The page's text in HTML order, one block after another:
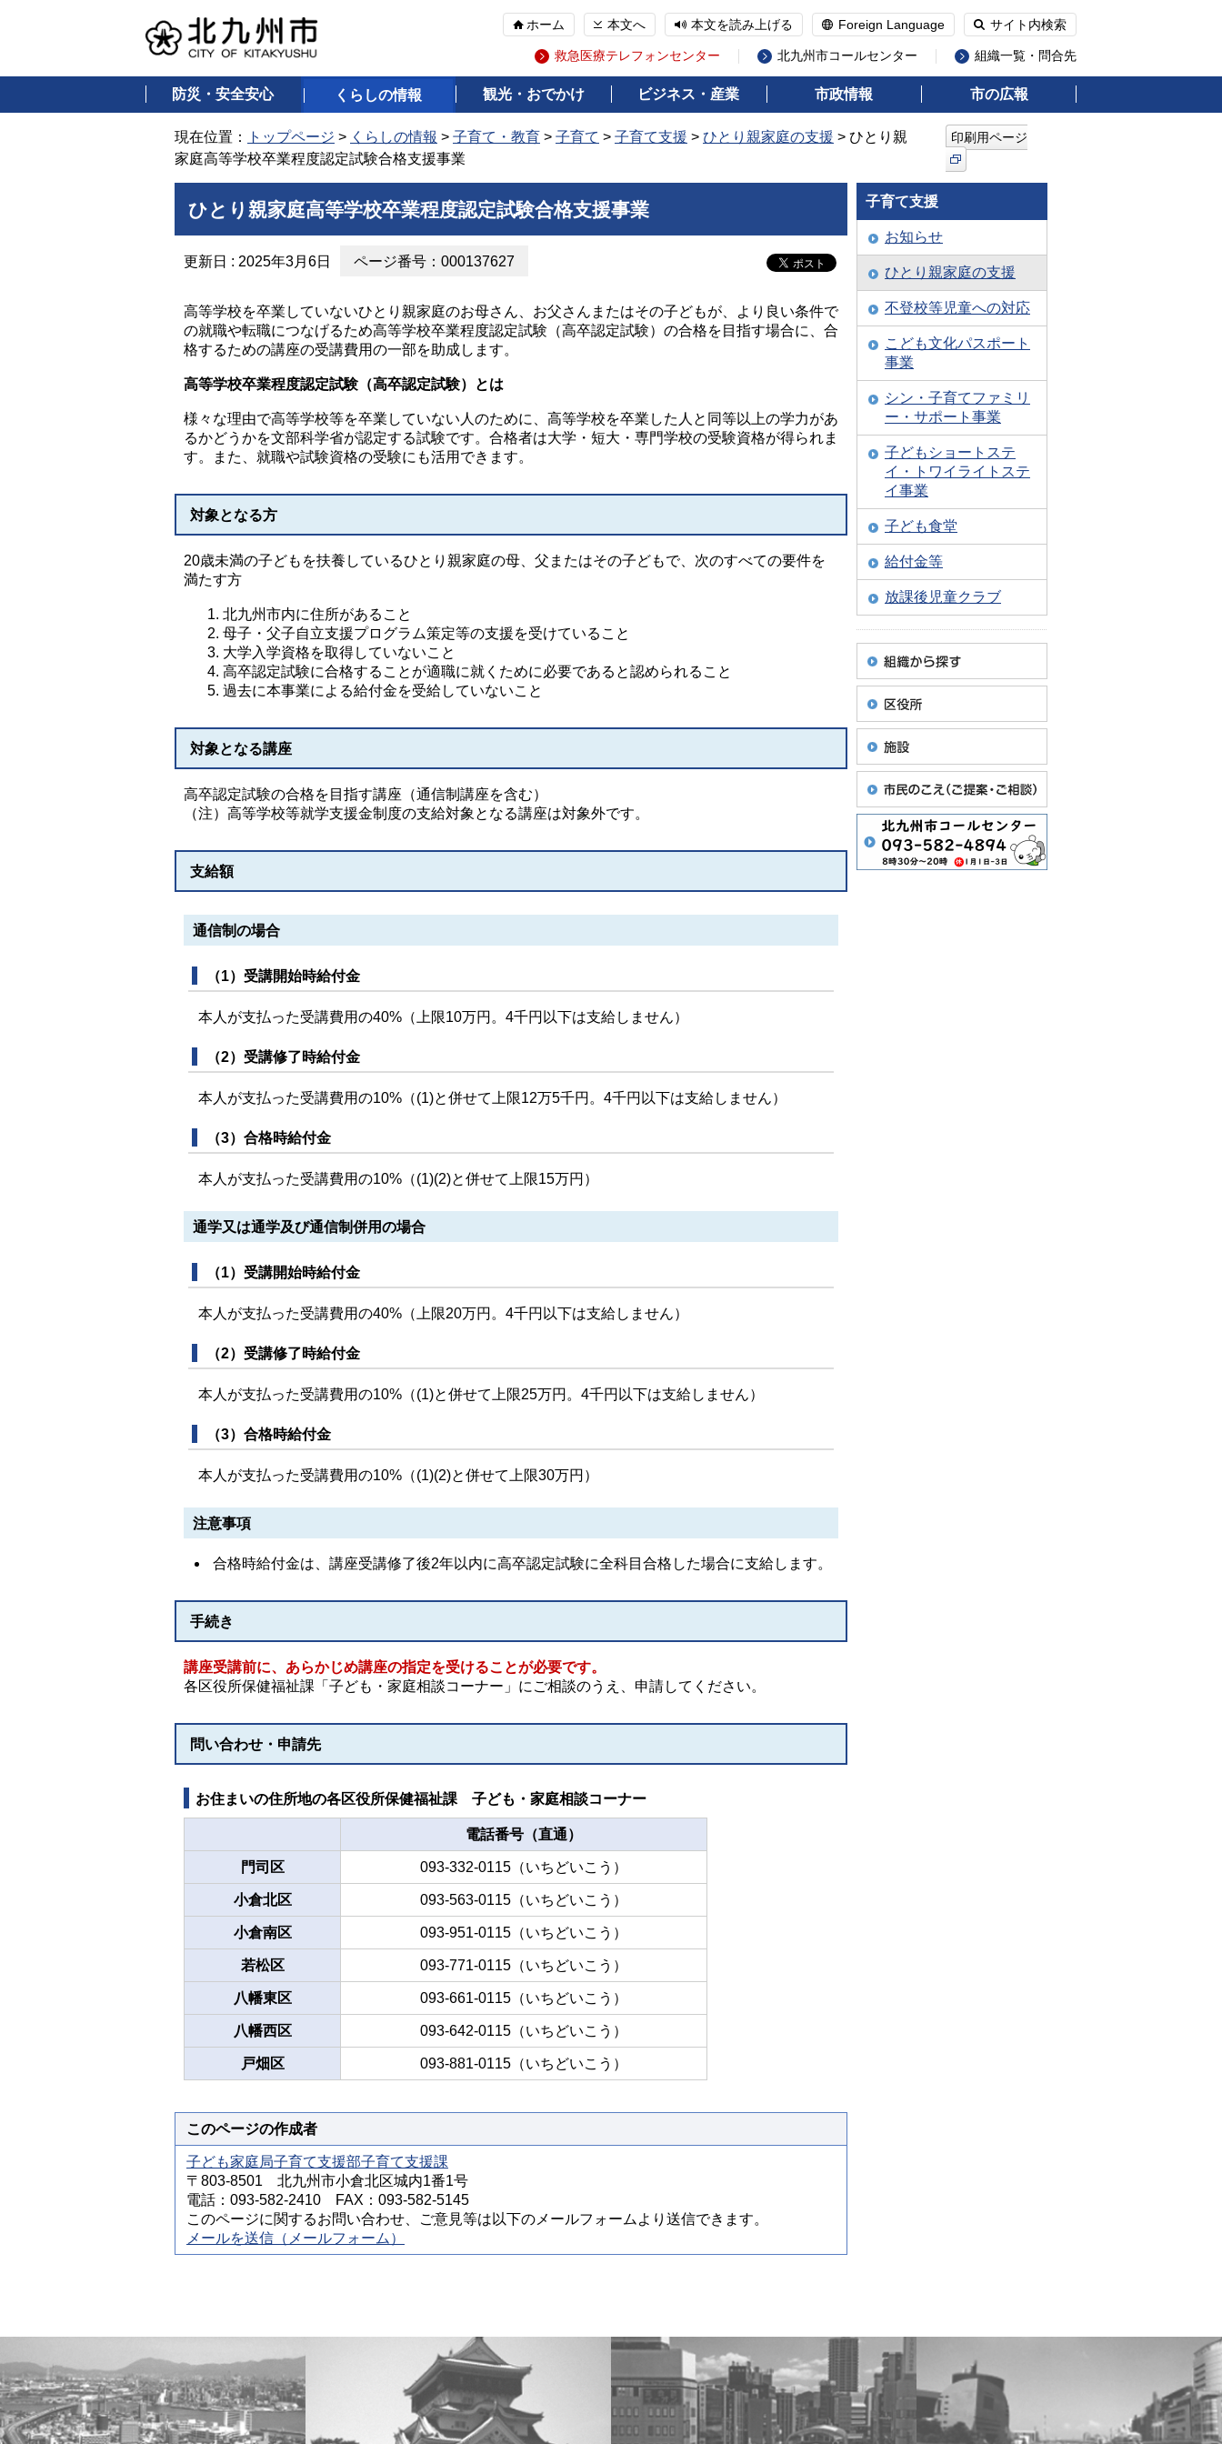
ホーム 本文へ 本文を読み上げる Foreign Language サイト内検索
救急医療テレフォンセンター 北九州市コールセンター 組織一覧・問合先
防災・安全安心 くらしの情報 観光・おでかけ ビジネス・産業 市政情報 市の広報
現在位置： トップページ > くらしの情報 > 子育て・教育 > 子育て > 子育て支援 > ひとり親家庭の支援 > ひとり親
家庭高等学校卒業程度認定試験合格支援事業
印刷用ページ
ひとり親家庭高等学校卒業程度認定試験合格支援事業
更新日 : 2025年3月6日 ページ番号：000137627
高等学校を卒業していないひとり親家庭のお母さん、お父さんまたはその子どもが、より良い条件で
の就職や転職につなげるため高等学校卒業程度認定試験（高卒認定試験）の合格を目指す場合に、合
格するための講座の受講費用の一部を助成します。
高等学校卒業程度認定試験（高卒認定試験）とは
様々な理由で高等学校等を卒業していない人のために、高等学校を卒業した人と同等以上の学力があ
るかどうかを文部科学省が認定する試験です。合格者は大学・短大・専門学校の受験資格が得られま
す。また、就職や試験資格の受験にも活用できます。
対象となる方
20歳未満の子どもを扶養しているひとり親家庭の母、父またはその子どもで、次のすべての要件を
満たす方
北九州市内に住所があること
母子・父子自立支援プログラム策定等の支援を受けていること
大学入学資格を取得していないこと
高卒認定試験に合格することが適職に就くために必要であると認められること
過去に本事業による給付金を受給していないこと
対象となる講座
高卒認定試験の合格を目指す講座（通信制講座を含む）
（注）高等学校等就学支援金制度の支給対象となる講座は対象外です。
支給額
通信制の場合
（1）受講開始時給付金
本人が支払った受講費用の40%（上限10万円。4千円以下は支給しません）
（2）受講修了時給付金
本人が支払った受講費用の10%（(1)と併せて上限12万5千円。4千円以下は支給しません）
（3）合格時給付金
本人が支払った受講費用の10%（(1)(2)と併せて上限15万円）
通学又は通学及び通信制併用の場合
（1）受講開始時給付金
本人が支払った受講費用の40%（上限20万円。4千円以下は支給しません）
（2）受講修了時給付金
本人が支払った受講費用の10%（(1)と併せて上限25万円。4千円以下は支給しません）
（3）合格時給付金
本人が支払った受講費用の10%（(1)(2)と併せて上限30万円）
注意事項
合格時給付金は、講座受講修了後2年以内に高卒認定試験に全科目合格した場合に支給します。
手続き
講座受講前に、あらかじめ講座の指定を受けることが必要です。
各区役所保健福祉課「子ども・家庭相談コーナー」にご相談のうえ、申請してください。
問い合わせ・申請先
お住まいの住所地の各区役所保健福祉課 子ども・家庭相談コーナー
電話番号（直通）
門司区 093-332-0115（いちどいこう）
小倉北区 093-563-0115（いちどいこう）
小倉南区 093-951-0115（いちどいこう）
若松区 093-771-0115（いちどいこう）
八幡東区 093-661-0115（いちどいこう）
八幡西区 093-642-0115（いちどいこう）
戸畑区 093-881-0115（いちどいこう）
このページの作成者
子ども家庭局子育て支援部子育て支援課
〒803-8501 北九州市小倉北区城内1番1号
電話：093-582-2410 FAX：093-582-5145
このページに関するお問い合わせ、ご意見等は以下のメールフォームより送信できます。
メールを送信（メールフォーム）
子育て支援
お知らせ
ひとり親家庭の支援
不登校等児童への対応
こども文化パスポート
事業
シン・子育てファミリ
ー・サポート事業
子どもショートステ
イ・トワイライトステ
イ事業
子ども食堂
給付金等
放課後児童クラブ